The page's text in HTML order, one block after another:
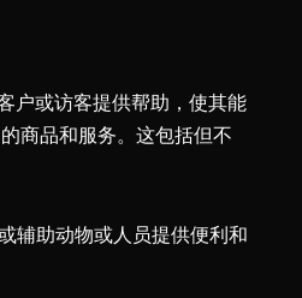
户或访客提供帮助，使其能
商品和服务。这包括但不
辅助动物或人员提供便利和